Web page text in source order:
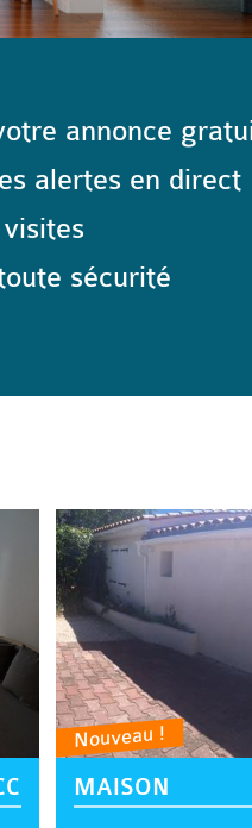
annonce
alertes en direct
sécurité
Nouveau !
MAISON